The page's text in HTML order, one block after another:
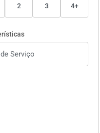
2 3 4+